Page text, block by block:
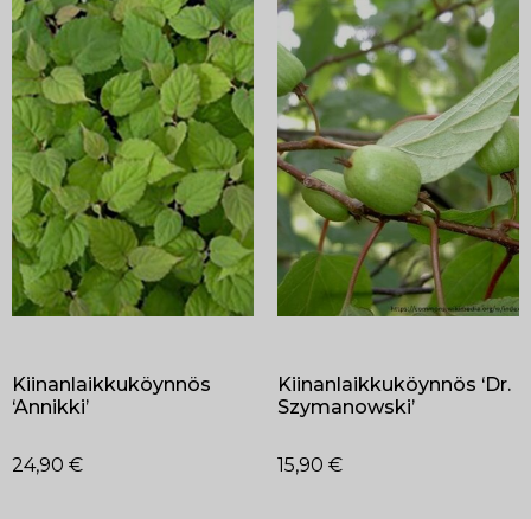
Kiinanlaikkuköynnös
‘Annikki’
24,90 €
Kiinanlaikkuköynnös ‘Dr.
Szymanowski’
15,90 €